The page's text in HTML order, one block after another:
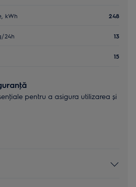
kWh 248
24h 13
15
pentru a asigura utilizarea și